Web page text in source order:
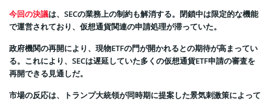
今回の決議は、SECの業務上の制約も解消する。閉鎖中は限定的な機能
で運営されており、仮想通貨関連の申請処理が滞っていた。
政府機関の再開により、現物ETFの門が開かれるとの期待が高まってい
る。これにより、SECは遅延していた多くの仮想通貨ETF申請の審査を
再開できる見通しだ。
市場の反応は、トランプ大統領が同時期に提案した景気刺激策によって